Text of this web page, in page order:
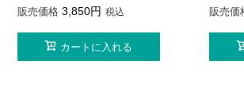
販売価格 3,850 税込
カートに入れる
販売価